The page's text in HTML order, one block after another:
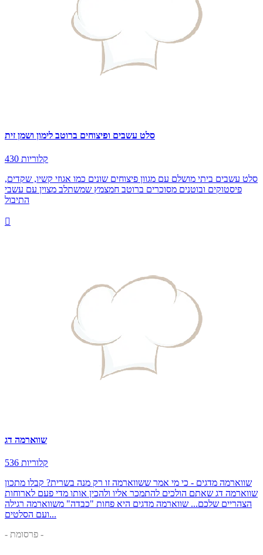
סלט עשבים ופיצוחים ברוטב לימון ושמן זית
430 קלוריות
סלט עשבים ביתי מושלם עם מגוון פיצוחים שונים כמו אגוזי קשיו, שקדים,
פיסטוקים ובוטנים מסוכרים ברוטב חמצמץ שמשתלב מצוין עם עשבי
התיבול

שווארמה דג
536 קלוריות
שווארמה מדגים - כי מי אמר ששווארמה זו רק מנה בשרית? קבלו מתכון
שווארמה דג שאתם הולכים להתמכר אליו ולהכין אותו מדי פעם לארוחות
הצהריים שלכם... שווארמה מדגים היא פחות "כבדה" משווארמה רגילה
ועם הסלטים...
- פרסומת -